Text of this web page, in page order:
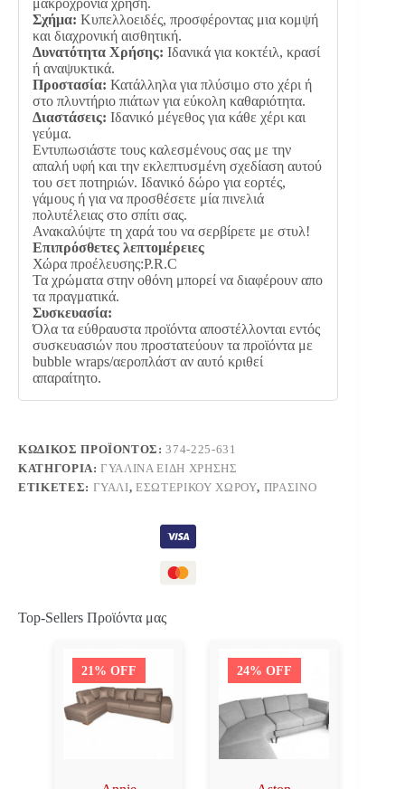
μακροχρόνια χρήση.
Σχήμα: Κυπελλοειδές, προσφέροντας μια κομψή
και διαχρονική αισθητική.
Δυνατότητα Χρήσης: Ιδανικά για κοκτέιλ, κρασί
ή αναψυκτικά.
Προστασία: Κατάλληλα για πλύσιμο στο χέρι ή
στο πλυντήριο πιάτων για εύκολη καθαριότητα.
Διαστάσεις: Ιδανικό μέγεθος για κάθε χέρι και
γεύμα.
Εντυπωσιάστε τους καλεσμένους σας με την
απαλή υφή και την εκλεπτυσμένη σχεδίαση αυτού
του σετ ποτηριών. Ιδανικό δώρο για εορτές,
γάμους ή για να προσθέσετε μία πινελιά
πολυτέλειας στο σπίτι σας.
Ανακαλύψτε τη χαρά του να σερβίρετε με στυλ!
Επιπρόσθετες λεπτομέρειες
Χώρα προέλευσης:P.R.C
Τα χρώματα στην οθόνη μπορεί να διαφέρουν απο
τα πραγματικά.
Συσκευασία:
Όλα τα εύθραυστα προϊόντα αποστέλλονται εντός
συσκευασιών που προστατεύουν τα προϊόντα με
bubble wraps/αεροπλάστ αν αυτό κριθεί
απαραίτητο.
ΚΩΔΙΚΌΣ ΠΡΟΪΌΝΤΟΣ:374-225-631
ΚΑΤΗΓΟΡΊΑ:ΓΥΆΛΙΝΑ ΕΊΔΗ ΧΡΉΣΗΣ
ΕΤΙΚΈΤΕΣ: ΓΥΑΛΊ,ΕΣΩΤΕΡΙΚΟΎ ΧΏΡΟΥ, ΠΡΆΣΙΝΟ
Top-Sellers Προϊόντα μας
21% OFF 24% OFF